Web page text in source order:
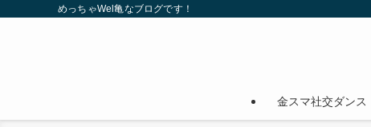
めっちゃWel亀なブログです！
金スマ社交ダンス